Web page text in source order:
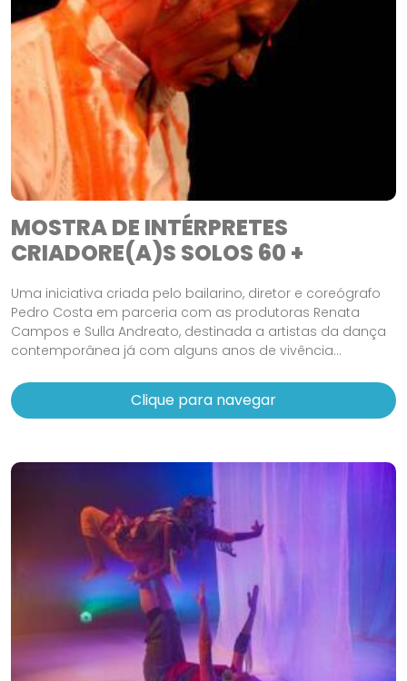
MOSTRA DE INTÉRPRETES
CRIADORE(A)S SOLOS 60 +
Uma iniciativa criada pelo bailarino, diretor e coreógrafo
Pedro Costa em parceria com as produtoras Renata
Campos e Sulla Andreato, destinada a artistas da dança
contemporânea já com alguns anos de vivência...
Clique para navegar